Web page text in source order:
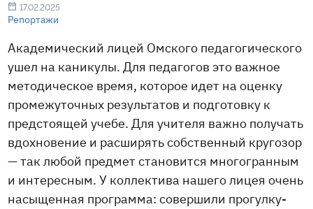
17.02.2025
Репортажи
Академический лицей Омского педагогического
ушел на каникулы. Для педагогов это важное
методическое время, которое идет на оценку
промежуточных результатов и подготовку к
предстоящей учебе. Для учителя важно получать
вдохновение и расширять собственный кругозор
— так любой предмет становится многогранным
и интересным. У коллектива нашего лицея очень
насыщенная программа: совершили прогулку-